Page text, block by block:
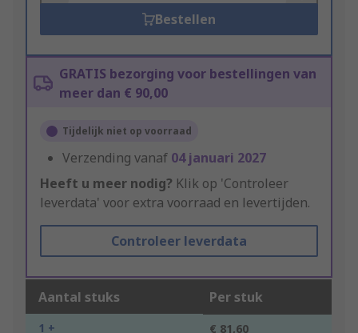
Bestellen
GRATIS bezorging voor bestellingen van
meer dan € 90,00
Tijdelijk niet op voorraad
Verzending vanaf 04 januari 2027
Heeft u meer nodig? Klik op 'Controleer
leverdata' voor extra voorraad en levertijden.
Controleer leverdata
Aantal stuks Per stuk
1 + € 81,60